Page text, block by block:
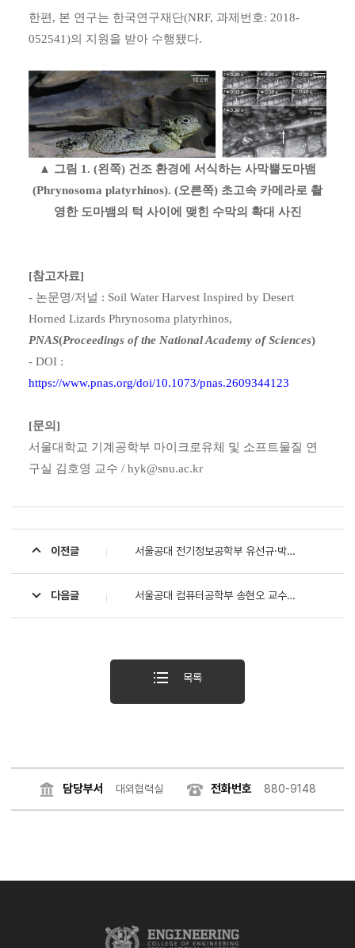
한편, 본 연구는 한국연구재단(NRF, 과제번호: 2018-
052541)의 지원을 받아 수행됐다.
▲ 그림 1. (왼쪽) 건조 환경에 서식하는 사막뿔도마뱀
(Phrynosoma platyrhinos). (오른쪽) 초고속 카메라로 촬
영한 도마뱀의 턱 사이에 맺힌 수막의 확대 사진
[참고자료]
- 논문명/저널 : Soil Water Harvest Inspired by Desert
Horned Lizards Phrynosoma platyrhinos,
PNAS(Proceedings of the National Academy of Sciences)
- DOI :
https://www.pnas.org/doi/10.1073/pnas.2609344123
[문의]
서울대학교 기계공학부 마이크로유체 및 소프트물질 연
구실 김호영 교수 / hyk@snu.ac.kr
이전글 서울공대 전기정보공학부 유선규·박남규 교수팀, 빛의 속도를 자유자재로 늦추는 프로그래머블 광집적회로 개발
다음글 서울공대 컴퓨터공학부 송현오 교수팀, 반도체 설계 검증 자동화하는 AI 에이전트 기술 개발
목록
담당부서 대외협력실 전화번호 880-9148